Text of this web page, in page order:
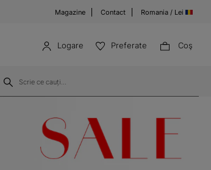
Magazine Contact Romania / Lei
Logare Preferate Coş